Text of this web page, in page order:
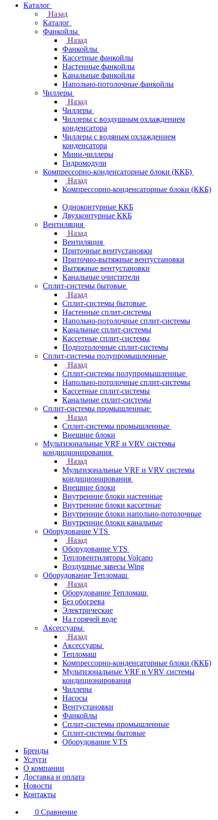
Каталог
Назад
Каталог
Фанкойлы
Назад
Фанкойлы
Кассетные фанкойлы
Настенные фанкойлы
Канальные фанкойлы
Напольно-потолочные фанкойлы
Чиллеры
Назад
Чиллеры
Чиллеры с воздушным охлаждением
конденсатора
Чиллеры с водяным охлаждением
конденсатора
Мини-чиллеры
Гидромодули
Компрессорно-конденсаторные блоки (ККБ)
Назад
Компрессорно-конденсаторные блоки (ККБ)
Одноконтурные ККБ
Двухконтурные ККБ
Вентиляция
Назад
Вентиляция
Приточные вентустановки
Приточно-вытяжные вентустановки
Вытяжные вентустановки
Канальные очистители
Сплит-системы бытовые
Назад
Сплит-системы бытовые
Настенные сплит-системы
Напольно-потолочные сплит-системы
Канальные сплит-системы
Кассетные сплит-системы
Подпотолочные сплит-системы
Сплит-системы полупромышленные
Назад
Сплит-системы полупромышленные
Напольно-потолочные сплит-системы
Кассетные сплит-системы
Канальные сплит-системы
Сплит-системы промышленные
Назад
Сплит-системы промышленные
Внешние блоки
Мультизональные VRF и VRV системы
кондиционирования
Назад
Мультизональные VRF и VRV системы
кондиционирования
Внешние блоки
Внутренние блоки настенные
Внутренние блоки кассетные
Внутренние блоки напольно-потолочные
Внутренние блоки канальные
Оборудование VTS
Назад
Оборудование VTS
Тепловентиляторы Volcano
Воздушные завесы Wing
Оборудование Тепломаш
Назад
Оборудование Тепломаш
Без обогрева
Электрические
На горячей воде
Аксессуары
Назад
Аксессуары
Тепломаш
Компрессорно-конденсаторные блоки (ККБ)
Мультизональные VRF и VRV системы
кондиционирования
Чиллеры
Насосы
Вентустановки
Фанкойлы
Сплит-системы промышленные
Сплит-системы бытовые
Оборудование VTS
Бренды
Услуги
О компании
Доставка и оплата
Новости
Контакты
0 Сравнение